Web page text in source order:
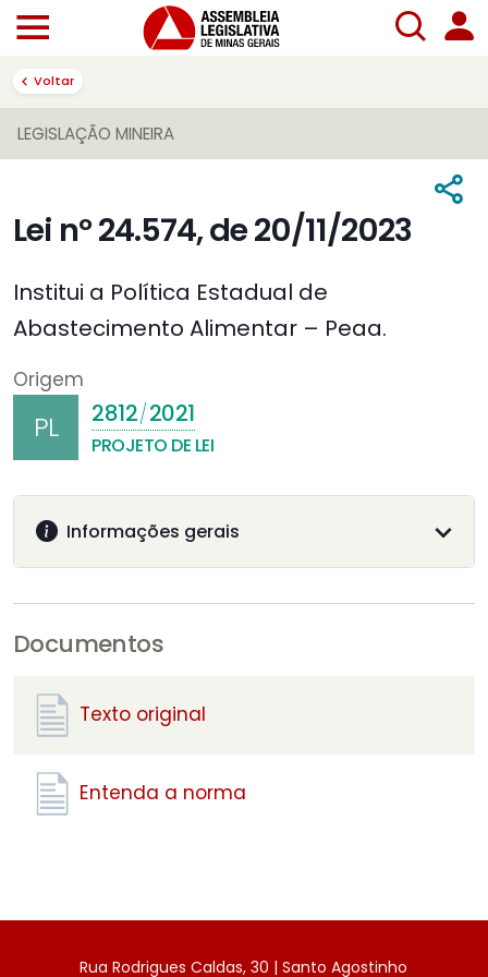
Voltar
LEGISLAÇÃO MINEIRA
Lei nº 24.574, de 20/11/2023
Institui a Política Estadual de
Abastecimento Alimentar – Peaa.
Origem
PL 2812/2021
PROJETO DE LEI
Informações gerais
Documentos
Texto original
Entenda a norma
Rua Rodrigues Caldas, 30 | Santo Agostinho